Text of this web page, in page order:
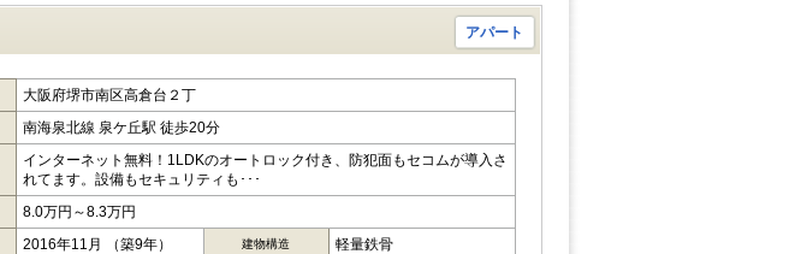
アパート
大阪府堺市南区高倉台２丁
南海泉北線 泉ケ丘駅 徒歩20分
インターネット無料！1LDKのオートロック付き、防犯面もセコムが導入さ
れてます。設備もセキュリティも･･･
8.0万円～8.3万円
2016年11月 （築9年） 建物構造 軽量鉄骨